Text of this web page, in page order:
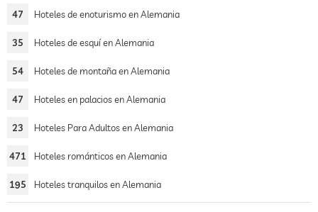
47 Hoteles de enoturismo en Alemania
35 Hoteles de esquí en Alemania
54 Hoteles de montaña en Alemania
47 Hoteles en palacios en Alemania
23 Hoteles Para Adultos en Alemania
471 Hoteles románticos en Alemania
195 Hoteles tranquilos en Alemania